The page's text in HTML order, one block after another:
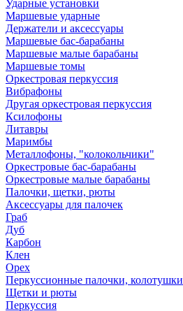
Ударные установки
Маршевые ударные
Держатели и аксессуары
Маршевые бас-барабаны
Маршевые малые барабаны
Маршевые томы
Оркестровая перкуссия
Вибрафоны
Другая оркестровая перкуссия
Ксилофоны
Литавры
Маримбы
Металлофоны, "колокольчики"
Оркестровые бас-барабаны
Оркестровые малые барабаны
Палочки, щетки, рюты
Аксессуары для палочек
Граб
Дуб
Карбон
Клен
Орех
Перкуссионные палочки, колотушки
Щетки и рюты
Перкуссия